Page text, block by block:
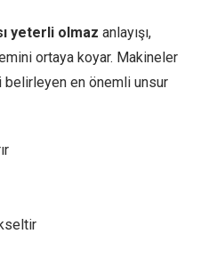
yeterli olmaz anlayışı,
ortaya koyar. Makineler
en önemli unsur